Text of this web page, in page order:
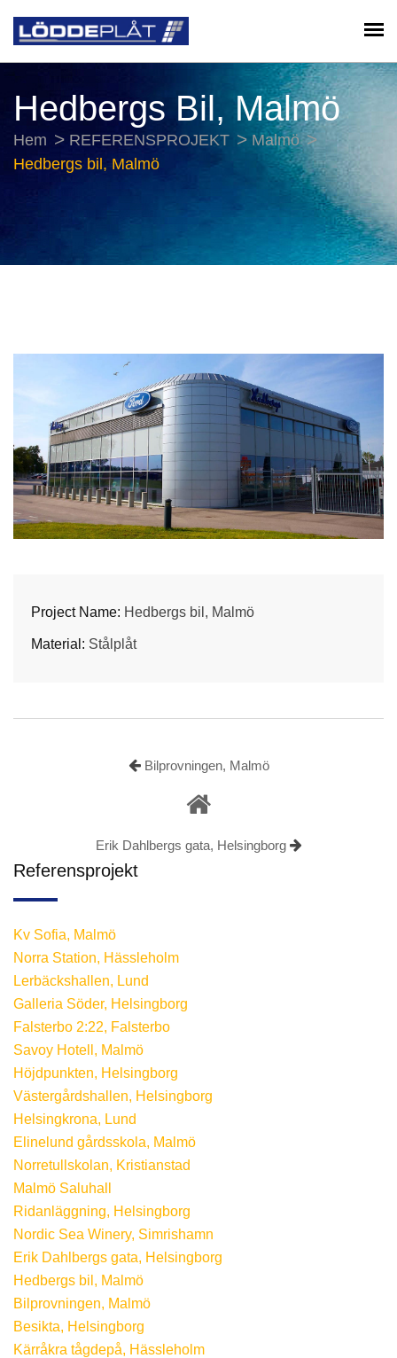
Hedbergs Bil, Malmö
Hem REFERENSPROJEKT
Malmö
Hedbergs bil, Malmö
Project Name: Hedbergs bil, Malmö
Material: Stålplåt
Bilprovningen, Malmö
Erik Dahlbergs gata, Helsingborg
Referensprojekt
Kv Sofia, Malmö
Norra Station, Hässleholm
Lerbäckshallen, Lund
Galleria Söder, Helsingborg
Falsterbo 2:22, Falsterbo
Savoy Hotell, Malmö
Höjdpunkten, Helsingborg
Västergårdshallen, Helsingborg
Helsingkrona, Lund
Elinelund gårdsskola, Malmö
Norretullskolan, Kristianstad
Malmö Saluhall
Ridanläggning, Helsingborg
Nordic Sea Winery, Simrishamn
Erik Dahlbergs gata, Helsingborg
Hedbergs bil, Malmö
Bilprovningen, Malmö
Besikta, Helsingborg
Kärråkra tågdepå, Hässleholm